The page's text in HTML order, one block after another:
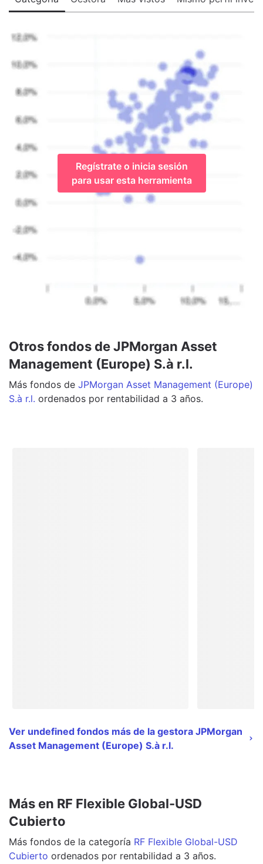
Regístrate o inicia sesión
para usar esta herramienta
Otros fondos de JPMorgan Asset
Management (Europe) S.à r.l.
Más fondos de JPMorgan Asset Management (Europe)
S.à r.l. ordenados por rentabilidad a 3 años.
Ver undefined fondos más de la gestora JPMorgan
Asset Management (Europe) S.à r.l.
Más en RF Flexible Global-USD
Cubierto
Más fondos de la categoría RF Flexible Global-USD
Cubierto ordenados por rentabilidad a 3 años.